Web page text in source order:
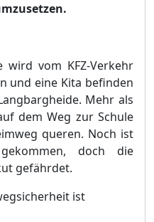
wird vom KFZ-Verkehr
und eine Kita befinden
Mehr als
dem Weg zur Schule
queren. Noch ist
doch die
gefährdet.
ist